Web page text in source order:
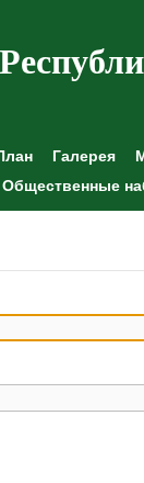
Галерея
Общественные